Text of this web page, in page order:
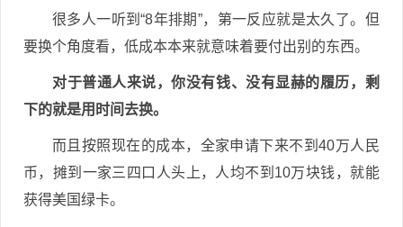
很多人一听到“8年排期”，第一反应就是太久了。但
要换个角度看，低成本本来就意味着要付出别的东西。
对于普通人来说，你没有钱、没有显赫的履历，剩
下的就是用时间去换。
而且按照现在的成本，全家申请下来不到40万人民
币，摊到一家三四口人头上，人均不到10万块钱，就能
获得美国绿卡。